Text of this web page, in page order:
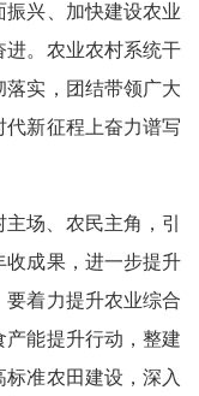
兴、加快建设农业
进。农业农村系统干
实，团结带领广大
新征程上奋力谱写
场、农民主角，引
收成果，进一步提升
着力提升农业综合
能提升行动，整建
准农田建设，深入